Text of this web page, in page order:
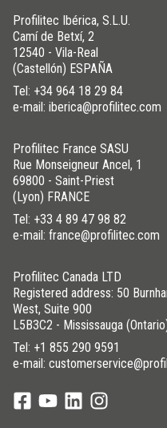
Profilitec Ibérica, S.L.U.
Camí de Betxí, 2
12540 - Vila-Real
(Castellón) ESPAÑA
Tel: +34 964 18 29 84
e-mail: iberica@profilitec.com
Profilitec France SASU
Rue Monseigneur Ancel, 1
69800 - Saint-Priest
(Lyon) FRANCE
Tel: +33 4 89 47 98 82
e-mail: france@profilitec.com
Profilitec Canada LTD
Registered address: 50
West, Suite 900
L5B3C2 - Mississauga
Tel: +1 855 290 9591
e-mail: